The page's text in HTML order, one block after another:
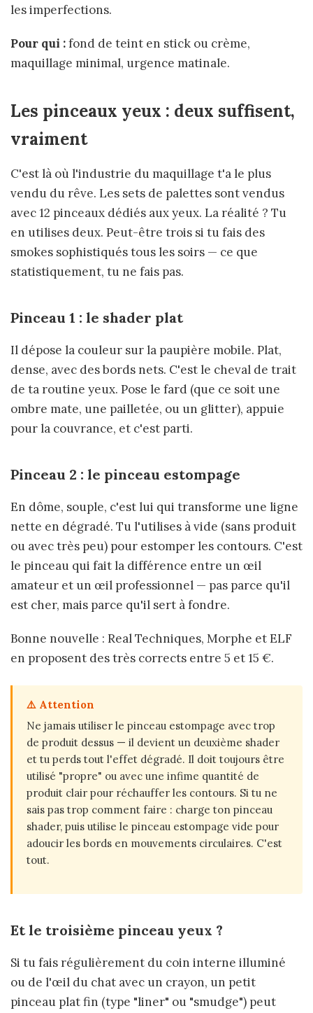
les imperfections.
Pour qui :fond de teint en stick ou crème,
maquillage minimal, urgence matinale.
Les pinceaux yeux : deux suffisent,
vraiment
C'est là où l'industrie du maquillage t'a le plus
vendu du rêve. Les sets de palettes sont vendus
avec 12 pinceaux dédiés aux yeux. La réalité ? Tu
en utilises deux. Peut-être trois si tu fais des
smokes sophistiqués tous les soirs — ce que
statistiquement, tu ne fais pas.
Pinceau 1 : le shader plat
Il dépose la couleur sur la paupière mobile. Plat,
dense, avec des bords nets. C'est le cheval de trait
de ta routine yeux. Pose le fard (que ce soit une
ombre mate, une pailletée, ou un glitter), appuie
pour la couvrance, et c'est parti.
Pinceau 2 : le pinceau estompage
En dôme, souple, c'est lui qui transforme une ligne
nette en dégradé. Tu l'utilises à vide (sans produit
ou avec très peu) pour estomper les contours. C'est
le pinceau qui fait la différence entre un œil
amateur et un œil professionnel — pas parce qu'il
est cher, mais parce qu'il sert à fondre.
Bonne nouvelle : Real Techniques, Morphe et ELF
en proposent des très corrects entre 5 et 15 €.
⚠️ Attention
Ne jamais utiliser le pinceau estompage avec trop
de produit dessus — il devient un deuxième shader
et tu perds tout l'effet dégradé. Il doit toujours être
utilisé "propre" ou avec une infime quantité de
produit clair pour réchauffer les contours. Si tu ne
sais pas trop comment faire : charge ton pinceau
shader, puis utilise le pinceau estompage vide pour
adoucir les bords en mouvements circulaires. C'est
tout.
Et le troisième pinceau yeux ?
Si tu fais régulièrement du coin interne illuminé
ou de l'œil du chat avec un crayon, un petit
pinceau plat fin (type "liner" ou "smudge") peut